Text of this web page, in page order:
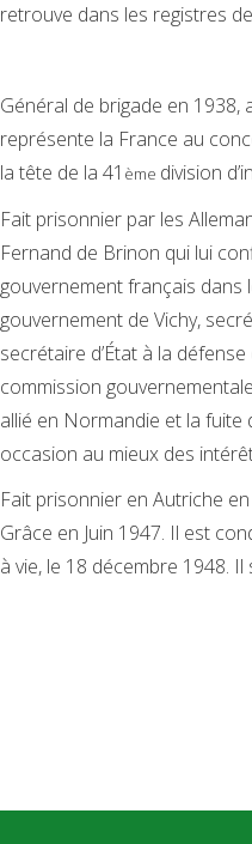
retrouve dans les registres
Général de brigade en 1938,
représente la France au
la tête de la 41 ème division
Fait prisonnier par les
Fernand de Brinon qui lui
gouvernement français dans
gouvernement de Vichy,
secrétaire d’État à la
commission
allié en Normandie et la fuite
occasion au mieux des
Fait prisonnier en Autriche
Grâce en Juin 1947. Il est
à vie, le 18 décembre 1948.